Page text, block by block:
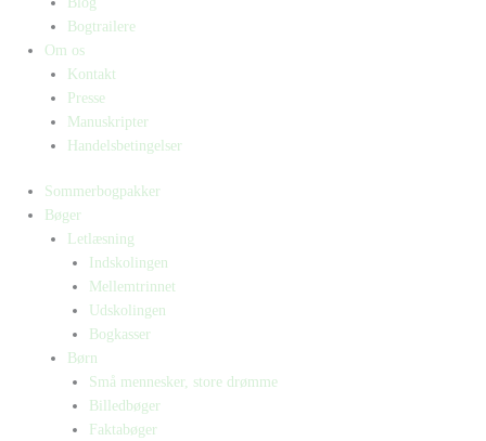
Bogtrailere
Om os
Kontakt
Presse
Manuskripter
Handelsbetingelser
Sommerbogpakker
Bøger
Letlæsning
Indskolingen
Mellemtrinnet
Udskolingen
Bogkasser
Børn
Små mennesker, store drømme
Billedbøger
Faktabøger